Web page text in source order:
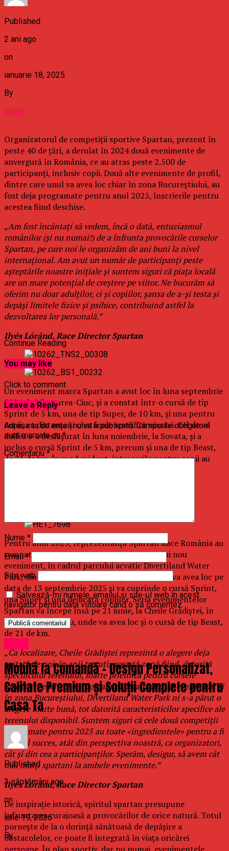
Published
2 ani ago
on
ianuarie 18, 2025
By
native
Organizatorul de competiții sportive Spartan, prezent în
peste 40 de țări, a derulat în 2024 două evenimente de
anvergură în România, ce au atras peste 2.500 de
participanți, inclusiv copii. Două alte evenimente de profil,
dintre care unul va avea loc chiar în zona Bucureștiului, au
fost deja programate pentru anul 2025, înscrierile pentru
acestea fiind deschise.
„Am fost încântați să vedem, încă o dată, entuziasmul
românilor (și nu numai!) de a înfrunta provocările curselor
Spartan, pe care noi le organizăm de ani buni la nivel
internațional. Am avut un număr de participanți peste
așteptările noastre inițiale și suntem siguri că piața locală
are un mare potențial de creștere pe viitor. Ne bucurăm să
oferim nu doar adulților, ci și copiilor, șansa de a-și testa și
depăși limitele fizice și psihice, contribuind astfel la
dezvoltarea lor personală.”
Ilyés Lóránd, Race Director Spartan
Un eveniment marca Spartan a avut loc în luna septembrie
2024, la Miercurea-Ciuc, și a constat într-o cursă de tip
Sprint de 5 km, una de tip Super, de 10 km, și una pentru
copii, cu distanțe și obstacole specifice vârstei. Cel de-al
doilea s-a desfășurat în luna noiembrie, la Sovata, și a
inclus o cursă Sprint de 5 km, precum și una de tip Beast,
de 21 de km. În mod evident, întrecerile pentru copii au
Pentru anul 2025, reprezentanții Spartan Race România au
semnat un contract pentru organizarea unui nou
eveniment, în cadrul parcului acvatic Divertiland Water
Park, din zona de vest a Bucureștiului. Acesta va avea loc pe
data de 13 septembrie 2025 și va cuprinde o cursă Sprint,
una Super și una dedicată copiilor. Seria evenimentelor
Spartan va începe însă pe 21 iunie, la Cheile Grădiștei, în
zona Bran-Moieciu, unde va avea loc și o cursă de tip Beast,
de 21 de km.
„Ca localizare, Cheile Grădiștei reprezintă o alegere deja
testată de noi, în anii trecuți, această zonă fiind, datorită
specificului terenului, foarte prielnică pentru cursele
Spartan. Pentru că ne doream să organizăm un eveniment și
în zona Bucureștiului, Divertiland Water Park ni s-a părut o
alegere foarte bună, tot datorită caracteristicilor specifice ale
terenului disponibil. Suntem siguri că cele două competiții
programate pentru 2025 au toate «ingredientele» pentru a fi
un real succes, atât din perspectiva noastră, ca organizatori,
cât și din cea a participanților. Sperăm, desigur, să avem cât
mai mulți spartani la ambele evenimente.”
Ilyés Lóránd, Race Director Spartan
De inspirație istorică, spiritul spartan presupune
înfruntarea curajoasă a provocărilor de orice natură. Totul
pornește de la o dorință sănătoasă de depășire a
obstacolelor, ce poate fi integrată în viața oricărei
Continue Reading
You may like
Click to comment
Leave a Reply
Adresa ta de email nu va fi publicată. Câmpurile obligatorii
sunt marcate cu*
Comentariu*
Nume *
Email*
Site web
Salvează-mi numele, emailul și site-ul web în acest
navigator pentru data viitoare când o să comentez.
Mobilă la Comandă – Design Personalizat,
Calitate Premium și Soluții Complete pentru
Casa Ta
Published
3 săptămâni ago
on
iulie 19, 2026
By